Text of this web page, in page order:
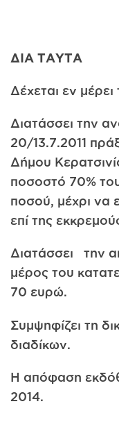
ΔΙΑ ΤΑΥΤΑ
Δέχεται εν
Διατάσσει την
20/13.7.2011
Δήμου
ποσοστό 70%
ποσού, μέχρι να
επί της
Διατάσσει την
μέρος του
70 ευρώ.
Συμψηφίζει τη
διαδίκων.
Η απόφαση
2014.